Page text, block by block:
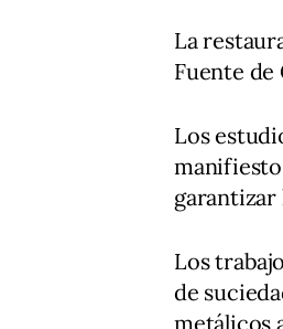
La
Fuente de
Los
garantizar
Los
de
metálicos